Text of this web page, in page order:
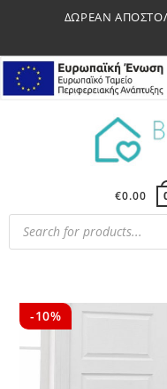
ΔΩΡΕΑΝ
€0.00
Products
search
-10%